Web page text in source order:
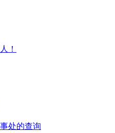
！
处的查询